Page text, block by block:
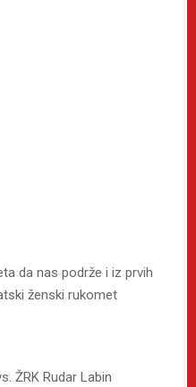
da nas podrže i iz prvih
ženski rukomet
ŽRK Rudar Labin